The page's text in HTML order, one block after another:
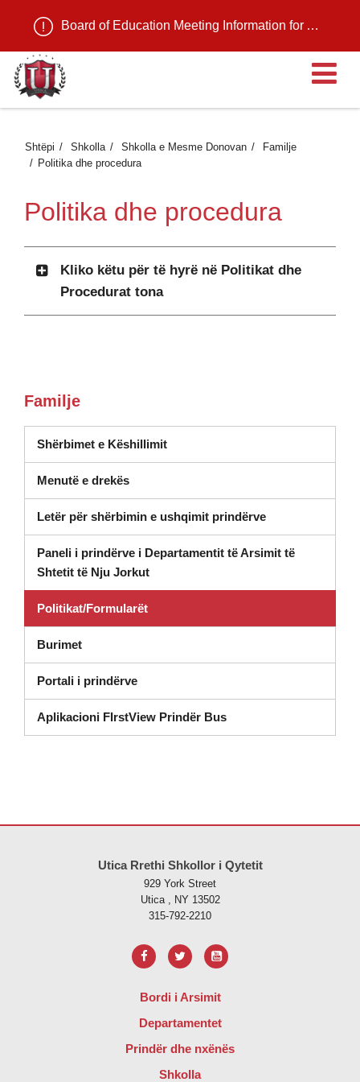
Board of Education Meeting Information for August 11, 2026
Shtëpi Shkolla Shkolla e Mesme Donovan
Familje
Politika dhe procedura
Politika dhe procedura
Kliko këtu për të hyrë në Politikat dhe
Procedurat tona
Familje
Shërbimet e Këshillimit(hapet në dritare të re)
Menutë e drekës
Letër për shërbimin e ushqimit prindërve
Paneli i prindërve i Departamentit të Arsimit të
Shtetit të Nju Jorkut(hapet në dritaren e re)
Politikat/Formularët
Burimet
Portali i prindërve
Aplikacioni FIrstView Prindër Bus
Utica Rrethi Shkollor i Qytetit
929 York Street
Utica , NY 13502
315-792-2210
Bordi i Arsimit
Departamentet
Prindër dhe nxënës
Shkolla